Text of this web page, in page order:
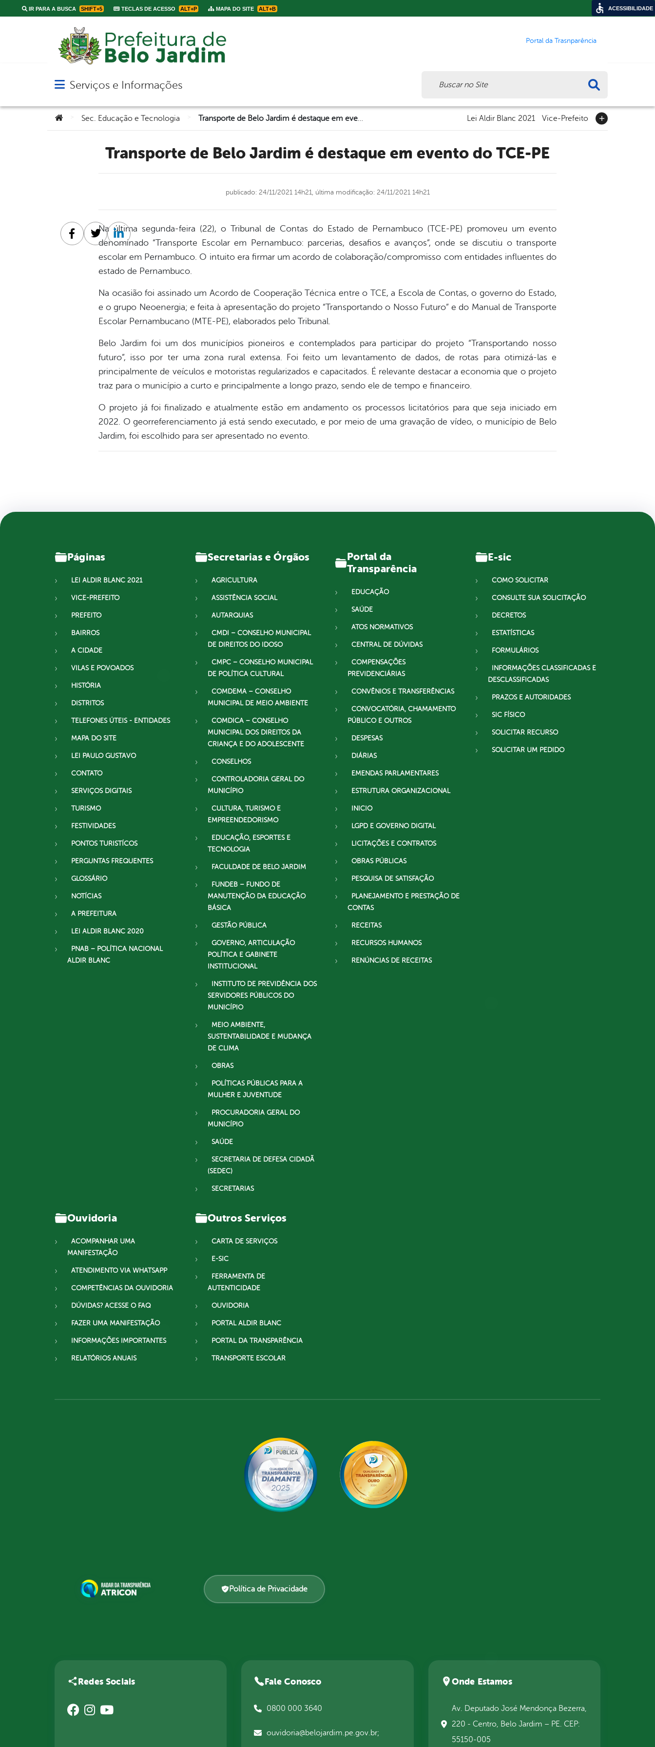
IR PARA A BUSCA SHIFT+5 TECLAS DE ACESSO ALT+P MAPA DO SITE ALT+B
Portal da Trasnparência
Abrir menu principal de navegação
Serviços e Informações
Você está aqui:Sec. Educação e Tecnologia Lei Aldir Blanc 2021 Vice-Prefeito
Transporte de Belo Jardim é destaque em evento do TCE-PE
publicado: 24/11/2021 14h21, última modificação: 24/11/2021 14h21
Na última segunda-feira (22), o Tribunal de Contas do Estado de Pernambuco (TCE-PE) promoveu um evento
denominado “Transporte Escolar em Pernambuco: parcerias, desafios e avanços”, onde se discutiu o transporte
escolar em Pernambuco. O intuito era firmar um acordo de colaboração/compromisso com entidades influentes do
estado de Pernambuco.
Na ocasião foi assinado um Acordo de Cooperação Técnica entre o TCE, a Escola de Contas, o governo do Estado,
e o grupo Neoenergia; e feita à apresentação do projeto “Transportando o Nosso Futuro” e do Manual de Transporte
Escolar Pernambucano (MTE-PE), elaborados pelo Tribunal.
Belo Jardim foi um dos municípios pioneiros e contemplados para participar do projeto “Transportando nosso
futuro”, isso por ter uma zona rural extensa. Foi feito um levantamento de dados, de rotas para otimizá-las e
principalmente de veículos e motoristas regularizados e capacitados. É relevante destacar a economia que o projeto
traz para o município a curto e principalmente a longo prazo, sendo ele de tempo e financeiro.
O projeto já foi finalizado e atualmente estão em andamento os processos licitatórios para que seja iniciado em
2022. O georreferenciamento já está sendo executado, e por meio de uma gravação de vídeo, o município de Belo
Jardim, foi escolhido para ser apresentado no evento.
Facebook
TwitterLinkedin
Páginas
LEI ALDIR BLANC 2021
VICE-PREFEITO
PREFEITO
BAIRROS
A CIDADE
VILAS E POVOADOS
HISTÓRIA
DISTRITOS
TELEFONES ÚTEIS - ENTIDADES
MAPA DO SITE
LEI PAULO GUSTAVO
CONTATO
SERVIÇOS DIGITAIS
TURISMO
FESTIVIDADES
PONTOS TURISTÍCOS
PERGUNTAS FREQUENTES
GLOSSÁRIO
NOTÍCIAS
A PREFEITURA
LEI ALDIR BLANC 2020
PNAB – POLÍTICA NACIONAL
ALDIR BLANC
Secretarias e Órgãos
AGRICULTURA
ASSISTÊNCIA SOCIAL
AUTARQUIAS
CMDI – CONSELHO MUNICIPAL
DE DIREITOS DO IDOSO
CMPC – CONSELHO MUNICIPAL
DE POLÍTICA CULTURAL
COMDEMA – CONSELHO
MUNICIPAL DE MEIO AMBIENTE
COMDICA – CONSELHO
MUNICIPAL DOS DIREITOS DA
CRIANÇA E DO ADOLESCENTE
CONSELHOS
CONTROLADORIA GERAL DO
MUNICÍPIO
CULTURA, TURISMO E
EMPREENDEDORISMO
EDUCAÇÃO, ESPORTES E
TECNOLOGIA
FACULDADE DE BELO JARDIM
FUNDEB – FUNDO DE
MANUTENÇÃO DA EDUCAÇÃO
BÁSICA
GESTÃO PÚBLICA
GOVERNO, ARTICULAÇÃO
POLÍTICA E GABINETE
INSTITUCIONAL
INSTITUTO DE PREVIDÊNCIA DOS
SERVIDORES PÚBLICOS DO
MUNICÍPIO
MEIO AMBIENTE,
SUSTENTABILIDADE E MUDANÇA
DE CLIMA
OBRAS
POLÍTICAS PÚBLICAS PARA A
MULHER E JUVENTUDE
PROCURADORIA GERAL DO
MUNICÍPIO
SAÚDE
SECRETARIA DE DEFESA CIDADÃ
(SEDEC)
SECRETARIAS
Portal da
Transparência
EDUCAÇÃO
SAÚDE
ATOS NORMATIVOS
CENTRAL DE DÚVIDAS
COMPENSAÇÕES
PREVIDENCIÁRIAS
CONVÊNIOS E TRANSFERÊNCIAS
CONVOCATÓRIA, CHAMAMENTO
PÚBLICO E OUTROS
DESPESAS
DIÁRIAS
EMENDAS PARLAMENTARES
ESTRUTURA ORGANIZACIONAL
INICIO
LGPD E GOVERNO DIGITAL
LICITAÇÕES E CONTRATOS
OBRAS PÚBLICAS
PESQUISA DE SATISFAÇÃO
PLANEJAMENTO E PRESTAÇÃO DE
CONTAS
RECEITAS
RECURSOS HUMANOS
RENÚNCIAS DE RECEITAS
E-sic
COMO SOLICITAR
CONSULTE SUA SOLICITAÇÃO
DECRETOS
ESTATÍSTICAS
FORMULÁRIOS
INFORMAÇÕES CLASSIFICADAS E
DESCLASSIFICADAS
PRAZOS E AUTORIDADES
SIC FÍSICO
SOLICITAR RECURSO
SOLICITAR UM PEDIDO
Ouvidoria
ACOMPANHAR UMA
MANIFESTAÇÃO
ATENDIMENTO VIA WHATSAPP
COMPETÊNCIAS DA OUVIDORIA
DÚVIDAS? ACESSE O FAQ
FAZER UMA MANIFESTAÇÃO
INFORMAÇÕES IMPORTANTES
RELATÓRIOS ANUAIS
Outros Serviços
CARTA DE SERVIÇOS
E-SIC
FERRAMENTA DE
AUTENTICIDADE
OUVIDORIA
PORTAL ALDIR BLANC
PORTAL DA TRANSPARÊNCIA
TRANSPORTE ESCOLAR
Política de Privacidade
Redes Sociais Fale Conosco
0800 000 3640
ouvidoria@belojardim.pe.gov.br;
Onde Estamos
Av. Deputado José Mendonça Bezerra,
220 - Centro, Belo Jardim – PE. CEP:
55150-005
ACESSIBILIDADE